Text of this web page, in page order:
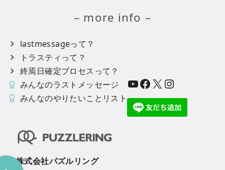
– more info –
lastmessageって？
トラスティって？
終焉日確定プロセスって？
みんなのラストメッセージ
みんなのやりたいことリスト
YouTube Facebook X Instagram
株式会社パズルリング